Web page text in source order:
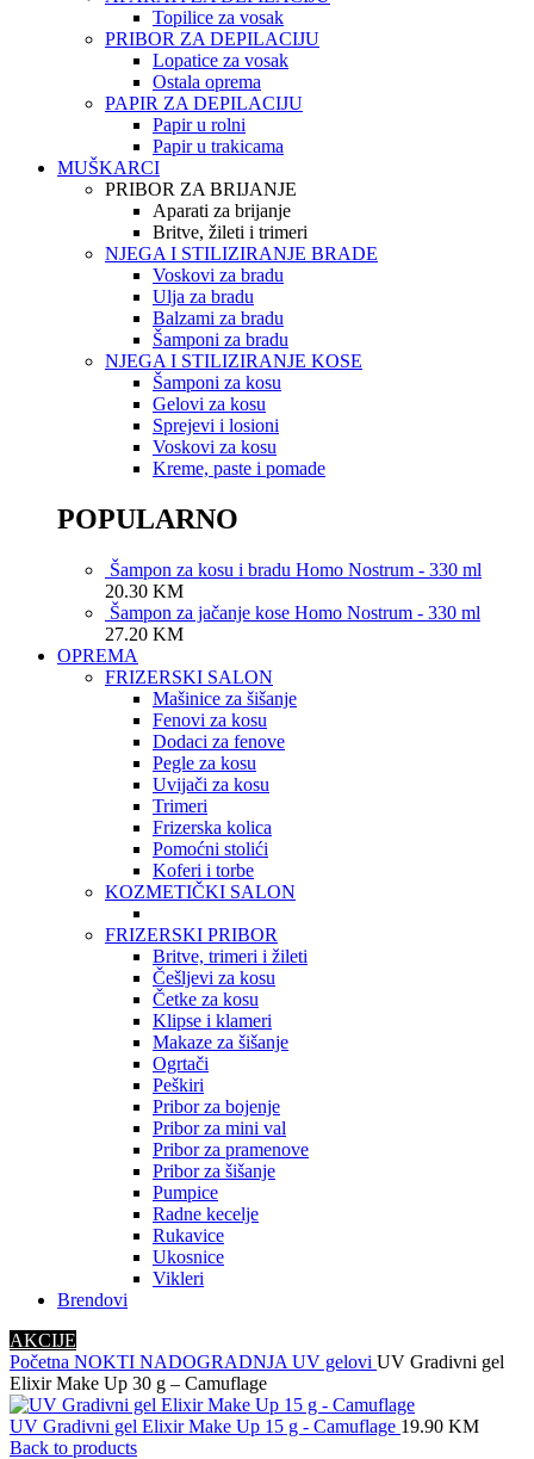
Topilice za vosak
PRIBOR ZA DEPILACIJU
Lopatice za vosak
Ostala oprema
PAPIR ZA DEPILACIJU
Papir u rolni
Papir u trakicama
MUŠKARCI
PRIBOR ZA BRIJANJE
Aparati za brijanje
Britve, žileti i trimeri
NJEGA I STILIZIRANJE BRADE
Voskovi za bradu
Ulja za bradu
Balzami za bradu
Šamponi za bradu
NJEGA I STILIZIRANJE KOSE
Šamponi za kosu
Gelovi za kosu
Sprejevi i losioni
Voskovi za kosu
Kreme, paste i pomade
POPULARNO
Šampon za kosu i bradu Homo Nostrum - 330 ml
20.30 KM
Šampon za jačanje kose Homo Nostrum - 330 ml
27.20 KM
OPREMA
FRIZERSKI SALON
Mašinice za šišanje
Fenovi za kosu
Dodaci za fenove
Pegle za kosu
Uvijači za kosu
Trimeri
Frizerska kolica
Pomoćni stolići
Koferi i torbe
KOZMETIČKI SALON
FRIZERSKI PRIBOR
Britve, trimeri i žileti
Češljevi za kosu
Četke za kosu
Klipse i klameri
Makaze za šišanje
Ogrtači
Peškiri
Pribor za bojenje
Pribor za mini val
Pribor za pramenove
Pribor za šišanje
Pumpice
Radne kecelje
Rukavice
Ukosnice
Vikleri
Brendovi
AKCIJE
Početna NOKTI NADOGRADNJA UV gelovi UV Gradivni gel
Elixir Make Up 30 g – Camuflage
UV Gradivni gel Elixir Make Up 15 g - Camuflage 19.90 KM
Back to products